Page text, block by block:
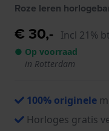
Roze leren
€ 30,- Incl 21%
● Op voorraad
in Rotterdam
100% originele
Horloges gratis